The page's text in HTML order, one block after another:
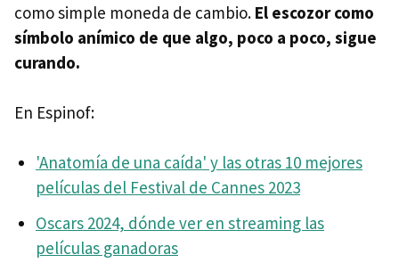
como simple moneda de cambio. El escozor como
símbolo anímico de que algo, poco a poco, sigue
curando.
En Espinof:
'Anatomía de una caída' y las otras 10 mejores
películas del Festival de Cannes 2023
Oscars 2024, dónde ver en streaming las
películas ganadoras